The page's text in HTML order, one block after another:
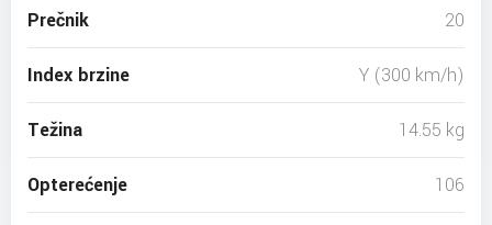
Prečnik 20
Index brzine Y (300 km/h)
Težina 14.55 kg
Opterećenje 106